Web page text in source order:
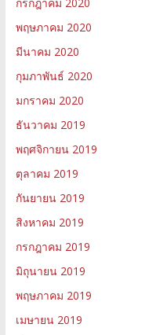
พฤษภาคม 2020
มีนาคม 2020
กุมภาพันธ์ 2020
มกราคม 2020
ธันวาคม 2019
พฤศจิกายน 2019
ตุลาคม 2019
กันยายน 2019
สิงหาคม 2019
กรกฎาคม 2019
มิถุนายน 2019
พฤษภาคม 2019
เมษายน 2019